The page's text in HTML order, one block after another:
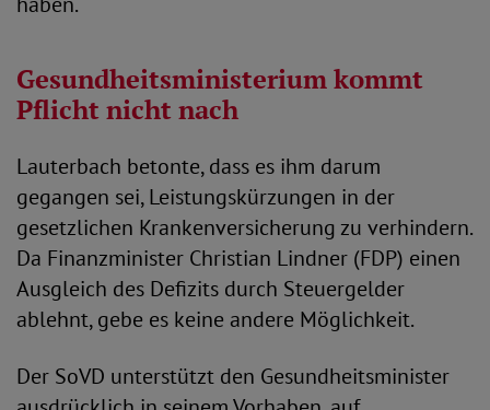
Gesundheitsministerium kommt
Pflicht nicht nach
Lauterbach betonte, dass es ihm darum
gegangen sei, Leistungskürzungen in der
gesetzlichen Krankenversicherung zu verhindern.
Da Finanzminister Christian Lindner (FDP) einen
Ausgleich des Defizits durch Steuergelder
ablehnt, gebe es keine andere Möglichkeit.
Der SoVD unterstützt den Gesundheitsminister